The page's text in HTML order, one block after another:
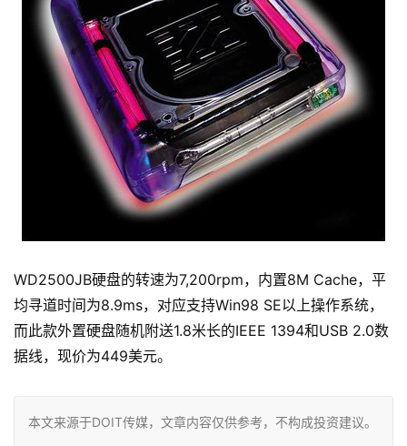
WD2500JB硬盘的转速为7,200rpm，内置8M Cache，平
均寻道时间为8.9ms，对应支持Win98 SE以上操作系统，
而此款外置硬盘随机附送1.8米长的IEEE 1394和USB 2.0数
据线，现价为449美元。
本文来源于DOIT传媒，文章内容仅供参考，不构成投资建议。